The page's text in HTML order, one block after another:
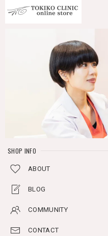
SHOP INFO
ABOUT
BLOG
COMMUNITY
CONTACT